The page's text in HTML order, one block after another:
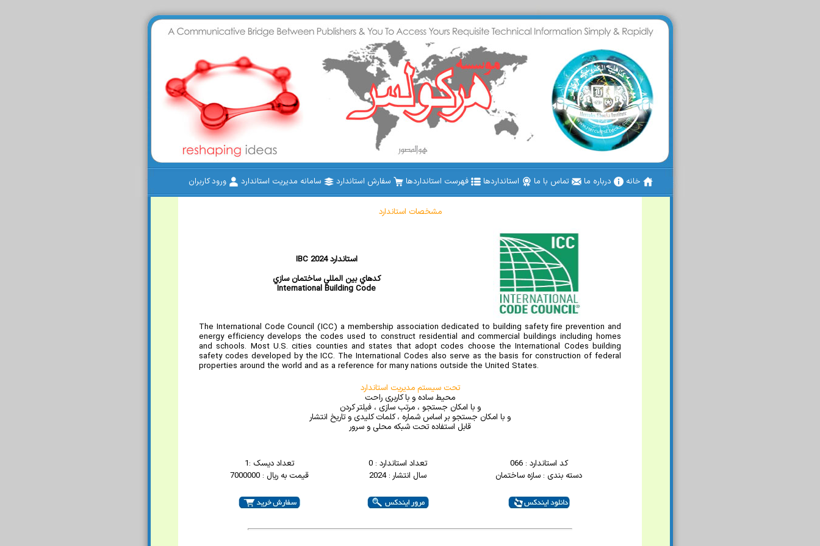
خانه درباره ما تماس با ما استانداردها فهرست استانداردها سفارش استاندارد سامانه مدیریت استاندارد ورود کاربران
مشخصات استاندارد
IBC 2024 استاندارد
کدهاي بين المللي ساختمان سازي
International Building Code
The International Code Council (ICC) a membership association dedicated to building safety fire prevention and
energy efficiency develops the codes used to construct residential and commercial buildings including homes
and schools. Most U.S. cities counties and states that adopt codes choose the International Codes building
safety codes developed by the ICC. The International Codes also serve as the basis for construction of federal
properties around the world and as a reference for many nations outside the United States.
تحت سیستم مدیریت استاندارد
محیط ساده و با کاربری راحت
و با امکان جستجو ، مرتب سازی ، فیلتر کردن
و با امکان جستجو بر اساس شماره ، کلمات کلیدی و تاریخ انتشار
قابل استفاده تحت شبکه محلی و سرور
تعداد دیسک :1 تعداد استاندارد : 0
کد استاندارد : 066
قیمت به ریال : 7000000
سال انتشار : 2024 دسته بندی : سازه ساختمان